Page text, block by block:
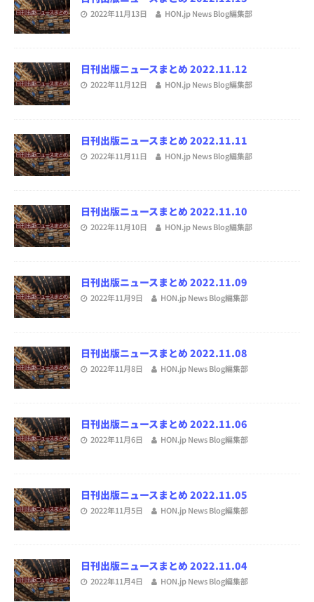
2022年11月13日 HON.jp News Blog編集部
日刊出版ニュースまとめ 2022.11.12
2022年11月12日 HON.jp News Blog編集部
日刊出版ニュースまとめ 2022.11.11
2022年11月11日 HON.jp News Blog編集部
日刊出版ニュースまとめ 2022.11.10
2022年11月10日 HON.jp News Blog編集部
日刊出版ニュースまとめ 2022.11.09
2022年11月9日 HON.jp News Blog編集部
日刊出版ニュースまとめ 2022.11.08
2022年11月8日 HON.jp News Blog編集部
日刊出版ニュースまとめ 2022.11.06
2022年11月6日 HON.jp News Blog編集部
日刊出版ニュースまとめ 2022.11.05
2022年11月5日 HON.jp News Blog編集部
日刊出版ニュースまとめ 2022.11.04
2022年11月4日 HON.jp News Blog編集部